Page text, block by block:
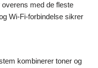
med de fleste
Wi-Fi-forbindelse sikrer
kombinerer toner og